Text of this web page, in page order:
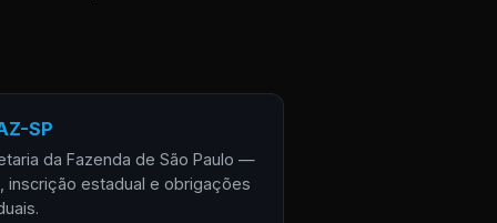
SP
da Fazenda de São Paulo —
inscrição estadual e obrigações